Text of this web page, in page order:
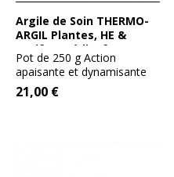
Argile de Soin THERMO-
ARGIL Plantes, HE &
Actifs - Médicafarm
Pot de 250 g Action
apaisante et dynamisante
circulatoire Argile...
21,00 €